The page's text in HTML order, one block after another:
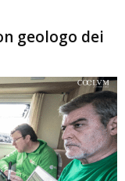
geologo dei